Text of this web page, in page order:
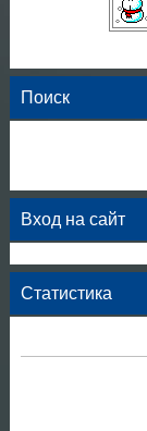
Поиск
Вход на сайт
Статистика